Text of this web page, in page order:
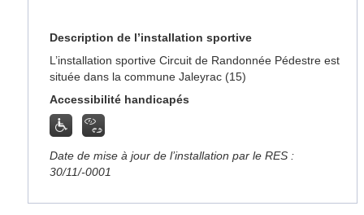
Description de l’installation sportive
L’installation sportive Circuit de Randonnée Pédestre est
située dans la commune Jaleyrac (15)
Accessibilité handicapés
Date de mise à jour de l’installation par le RES :
30/11/-0001